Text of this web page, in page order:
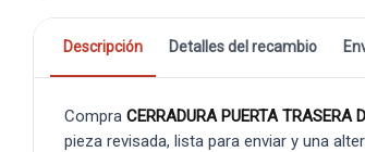
Descripción Detalles del recambio
Compra CERRADURA PUERTA TRASERA
pieza revisada, lista para enviar y una